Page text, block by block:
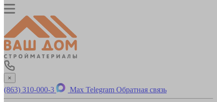
×
(863) 310-000-3 Max Telegram Обратная связь